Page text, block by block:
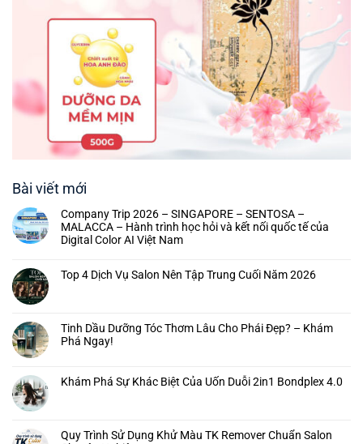
Bài viết mới
Company Trip 2026 – SINGAPORE – SENTOSA –
MALACCA – Hành trình học hỏi và kết nối quốc tế của
Digital Color AI Việt Nam
Top 4 Dịch Vụ Salon Nên Tập Trung Cuối Năm 2026
Tinh Dầu Dưỡng Tóc Thơm Lâu Cho Phái Đẹp? – Khám
Phá Ngay!
Khám Phá Sự Khác Biệt Của Uốn Duỗi 2in1 Bondplex 4.0
Quy Trình Sử Dụng Khử Màu TK Remover Chuẩn Salon